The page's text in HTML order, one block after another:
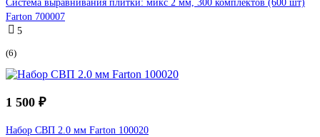
Система выравнивания плитки: микс 2 мм, 300 комплектов (600 шт)
Farton 700007
5
(6)
1 500 ₽
Набор СВП 2.0 мм Farton 100020